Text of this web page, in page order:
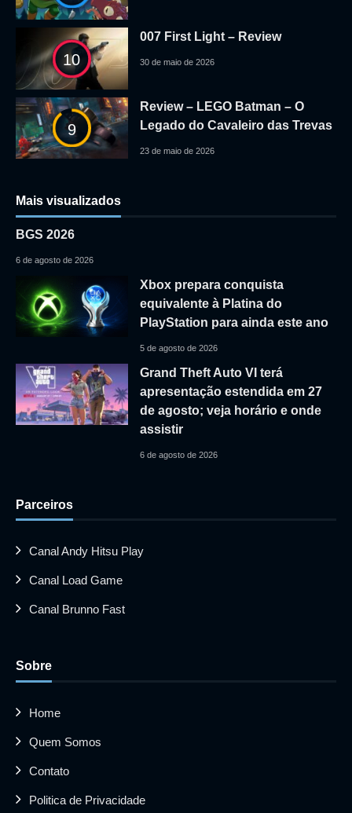
10
007 First Light – Review
30 de maio de 2026
9
Review – LEGO Batman – O
Legado do Cavaleiro das Trevas
23 de maio de 2026
Mais visualizados
BGS 2026
6 de agosto de 2026
Xbox prepara conquista
equivalente à Platina do
PlayStation para ainda este ano
5 de agosto de 2026
Grand Theft Auto VI terá
apresentação estendida em 27
de agosto; veja horário e onde
assistir
6 de agosto de 2026
Parceiros
Canal Andy Hitsu Play
Canal Load Game
Canal Brunno Fast
Sobre
Home
Quem Somos
Contato
Politica de Privacidade